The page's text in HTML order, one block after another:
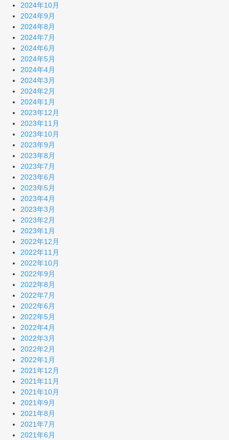
2024年10月
2024年9月
2024年8月
2024年7月
2024年6月
2024年5月
2024年4月
2024年3月
2024年2月
2024年1月
2023年12月
2023年11月
2023年10月
2023年9月
2023年8月
2023年7月
2023年6月
2023年5月
2023年4月
2023年3月
2023年2月
2023年1月
2022年12月
2022年11月
2022年10月
2022年9月
2022年8月
2022年7月
2022年6月
2022年5月
2022年4月
2022年3月
2022年2月
2022年1月
2021年12月
2021年11月
2021年10月
2021年9月
2021年8月
2021年7月
2021年6月